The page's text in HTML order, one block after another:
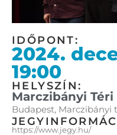
IDŐPONT:
2024.
19:00
HELYSZÍN:
Marczibányi
Budapest, Marczibányi
https://www.jegy.hu/